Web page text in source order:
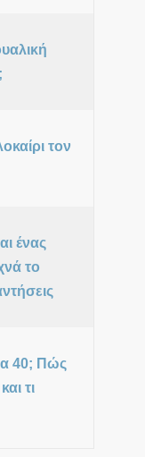
τον
ένας
το
40; Πώς
τι